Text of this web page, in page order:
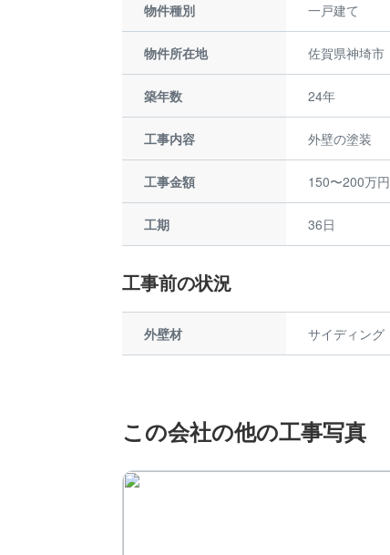
物件種別 一戸建て
物件所在地 佐賀県神埼市
築年数 24年
工事内容 外壁の塗装
工事金額 150〜200万円
工期 36日
工事前の状況
外壁材 サイディング
この会社の他の工事写真